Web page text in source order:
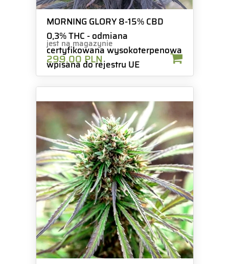
MORNING GLORY 8-15% CBD
0,3% THC - odmiana
certyfikowana wysokoterpenowa
wpisana do rejestru UE
jest na magazynie
299.00PLN